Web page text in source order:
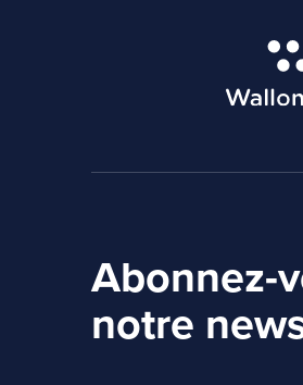
Abonnez-
notre